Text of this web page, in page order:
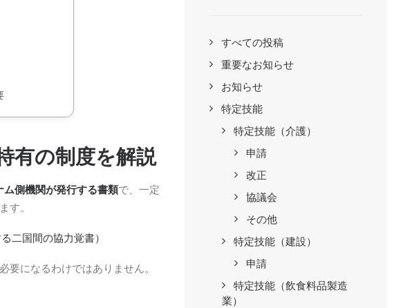
有の制度を解説
側機関が発行する書類で、一定
す。
二国間の協力覚書）
になるわけではありません。
すべての投稿
重要なお知らせ
お知らせ
特定技能
特定技能（介護）
申請
改正
協議会
その他
特定技能（建設）
申請
特定技能（飲食料品製造
業）